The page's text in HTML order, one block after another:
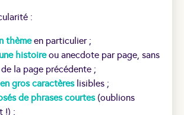
:
thèmeen particulier ;
histoireou anecdote par page, sans
la page précédente ;
gros caractèreslisibles ;
de phrases courtes(oublions
!) ;